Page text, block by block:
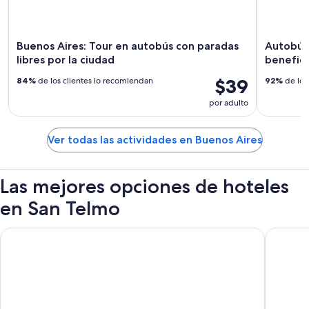
Buenos Aires: Tour en autobús con paradas
libres por la ciudad
$39
por adulto
84% de los clientes lo recomiendan 92% de
Ver todas las actividades en Buenos Aires
Las mejores opciones de hoteles
en San Telmo
Almarena Madero Urbano Affiliated by Melia Hilton